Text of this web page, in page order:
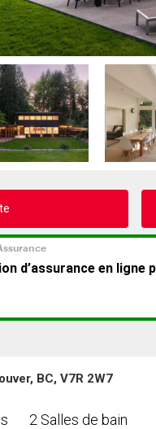
BC, V7R 2W7
2 Salles de bain